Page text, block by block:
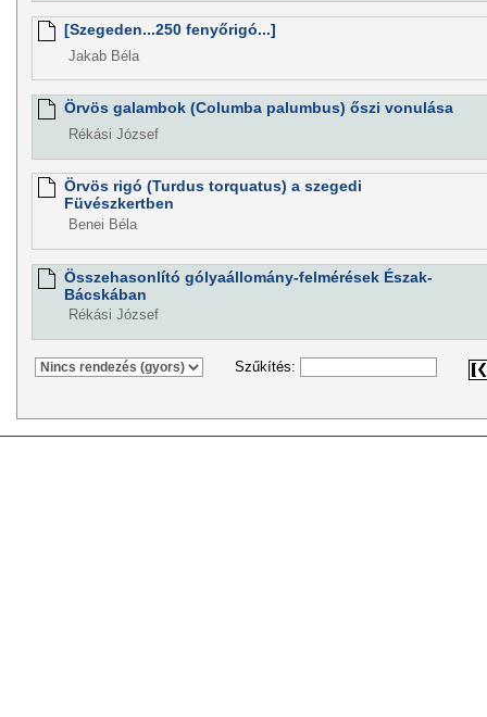
[Szegeden...250 fenyőrigó...]
Jakab Béla
Örvös galambok (Columba palumbus) őszi vonulása
Rékási József
Örvös rigó (Turdus torquatus) a szegedi
Füvészkertben
Benei Béla
Összehasonlító gólyaállomány-felmérések Észak-
Bácskában
Rékási József
Szűkítés: